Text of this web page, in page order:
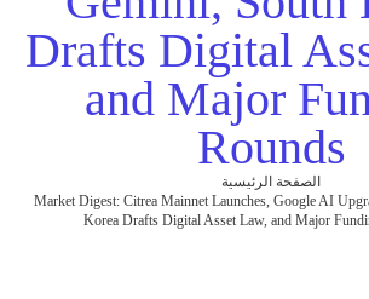
Drafts Digital
and Major
Rounds
الصفحة الرئيسية
Market Digest: Citrea Mainnet Launches, Google AI
Korea Drafts Digital Asset Law, and Major